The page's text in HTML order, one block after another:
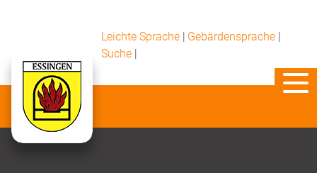
Leichte Sprache | Gebärdensprache |
Suche |